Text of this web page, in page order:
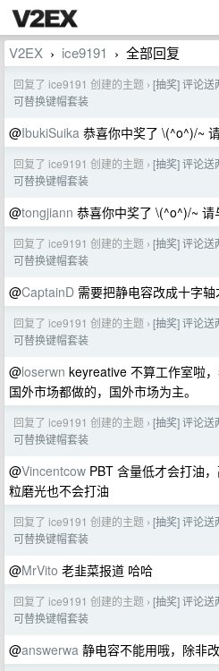
V2EX › ice9191 › 全部回复
回复了 ice9191 创建的主题 › [抽奖] 评论送
可替换键帽套装
@IbukiSuika 恭喜你中奖了 \(^o^)/~
回复了 ice9191 创建的主题 › [抽奖] 评论送
可替换键帽套装
@tongjiann 恭喜你中奖了 \(^o^)/~
回复了 ice9191 创建的主题 › [抽奖] 评论送
可替换键帽套装
@CaptainD 需要把静电容改成十字轴
回复了 ice9191 创建的主题 › [抽奖] 评论送
可替换键帽套装
@loserwn keyreative 不算工作室啦
国外市场都做的，国外市场为主。
回复了 ice9191 创建的主题 › [抽奖] 评论送
可替换键帽套装
@Vincentcow PBT 含量低才会打油
粒磨光也不会打油
回复了 ice9191 创建的主题 › [抽奖] 评论送
可替换键帽套装
@MrVito 老韭菜报道 哈哈
回复了 ice9191 创建的主题 › [抽奖] 评论送
可替换键帽套装
@answerwa 静电容不能用哦，除非改